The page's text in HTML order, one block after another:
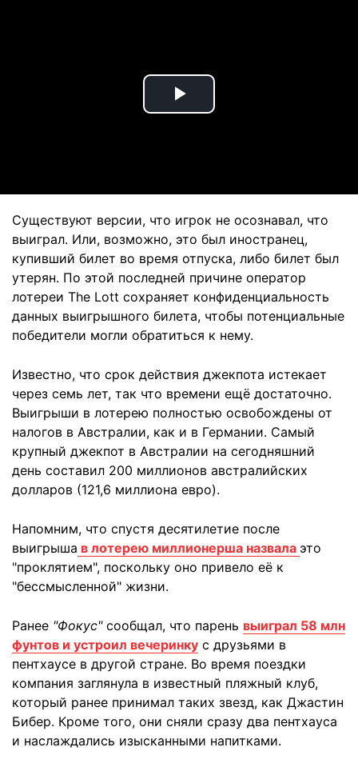
Play
Существуют версии, что игрок не осознавал, что
выиграл. Или, возможно, это был иностранец,
купивший билет во время отпуска, либо билет был
утерян. По этой последней причине оператор
лотереи The Lott сохраняет конфиденциальность
данных выигрышного билета, чтобы потенциальные
победители могли обратиться к нему.
Известно, что срок действия джекпота истекает
через семь лет, так что времени ещё достаточно.
Выигрыши в лотерею полностью освобождены от
налогов в Австралии, как и в Германии. Самый
крупный джекпот в Австралии на сегодняшний
день составил 200 миллионов австралийских
долларов (121,6 миллиона евро).
Напомним, что спустя десятилетие после
выигрыша в лотерею миллионерша назвала это
"проклятием", поскольку оно привело её к
"бессмысленной" жизни.
Ранее "Фокус"сообщал, что парень выиграл 58 млн
фунтов и устроил вечеринку с друзьями в
пентхаусе в другой стране. Во время поездки
компания заглянула в известный пляжный клуб,
который ранее принимал таких звезд, как Джастин
Бибер. Кроме того, они сняли сразу два пентхауса
и наслаждались изысканными напитками.